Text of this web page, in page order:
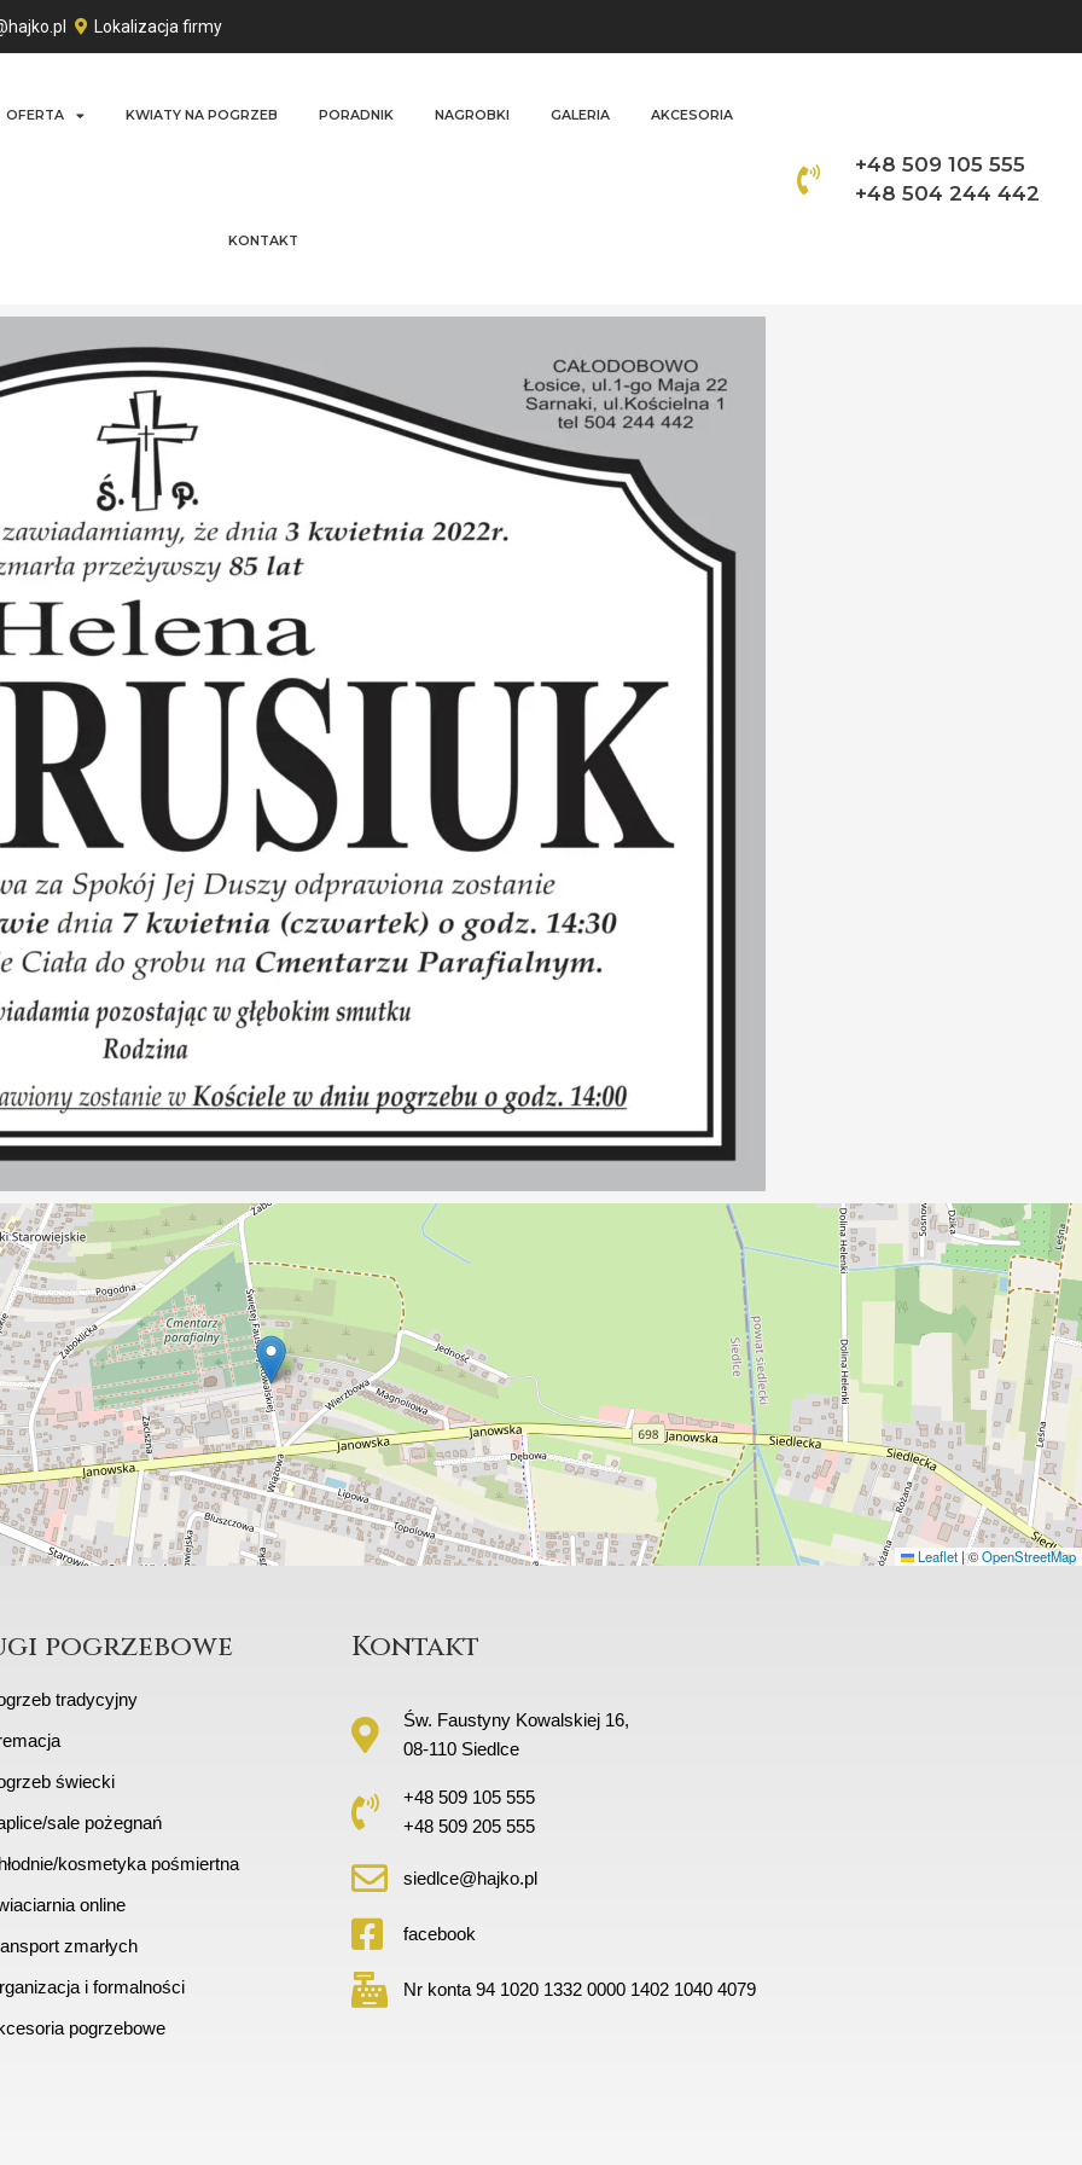
Lokalizacja firmy
OFERTA KWIATY NA POGRZEB PORADNIK NAGROBKI GALERIA AKCESORIA
KONTAKT
+48 509 105 555
+48 504 244 442
Leaflet |©OpenStreetMap
pogrzebowe
tradycyjny
świecki
sale pożegnań
kosmetyka pośmiertna
online
zmarłych
i formalności
pogrzebowe
Kontakt
Św. Faustyny Kowalskiej 16,
08-110 Siedlce
+48 509 105 555
+48 509 205 555
siedlce@hajko.pl
facebook
Nr konta 94 1020 1332 0000 1402 1040 4079